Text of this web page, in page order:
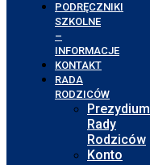
PODRĘCZNIKI
SZKOLNE
–
INFORMACJE
KONTAKT
RADA
RODZICÓW
Prezydium
Rady
Rodziców
Konto